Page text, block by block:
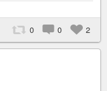
0 0 2